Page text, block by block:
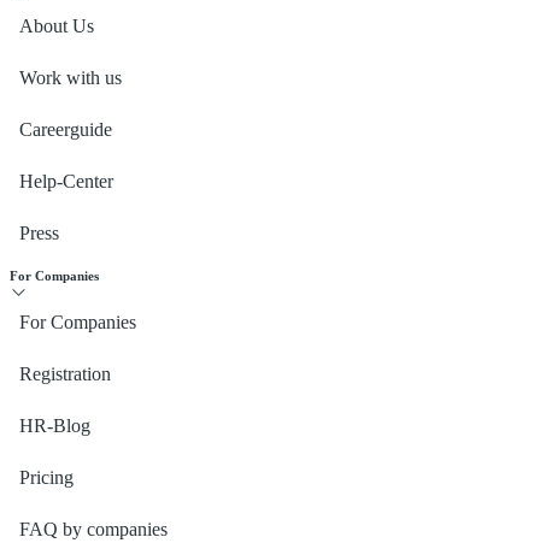
About Us
Work with us
Careerguide
Help-Center
Press
For Companies
For Companies
Registration
HR-Blog
Pricing
FAQ by companies